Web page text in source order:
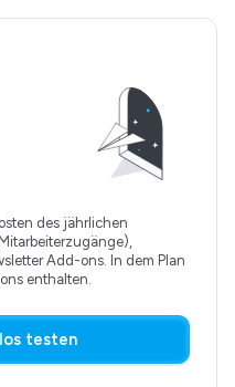
des jährlichen
Add-ons. In dem Plan
enthalten.
testen